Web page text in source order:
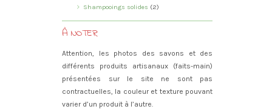
Shampooings solides (2)
À NOTER
Attention, les photos des savons et des
différents produits artisanaux (faits-main)
présentées sur le site ne sont pas
contractuelles, la couleur et texture pouvant
varier d’un produit à l’autre.